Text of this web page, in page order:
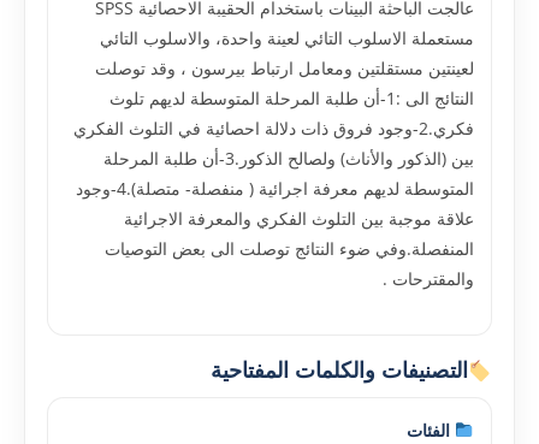
عالجت الباحثة البينات باستخدام الحقيبة الاحصائية SPSS
مستعملة الاسلوب التائي لعينة واحدة، والاسلوب التائي
لعينتين مستقلتين ومعامل ارتباط بيرسون ، وقد توصلت
النتائج الى :1-أن طلبة المرحلة المتوسطة لديهم تلوث
فكري.2-وجود فروق ذات دلالة احصائية في التلوث الفكري
بين (الذكور والأناث) ولصالح الذكور.3-أن طلبة المرحلة
المتوسطة لديهم معرفة اجرائية ( منفصلة- متصلة).4-وجود
علاقة موجبة بين التلوث الفكري والمعرفة الاجرائية
المنفصلة.وفي ضوء النتائج توصلت الى بعض التوصيات
والمقترحات .
التصنيفات والكلمات المفتاحية
الفئات